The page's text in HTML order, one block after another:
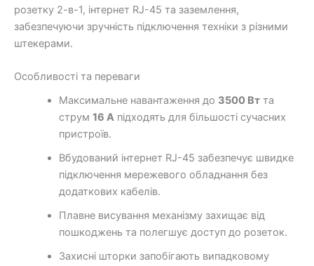
розетку 2-в-1, інтернет RJ-45 та заземлення,
забезпечуючи зручність підключення техніки з різними
штекерами.
Особливості та переваги
Максимальне навантаження до 3500 Втта
струм 16 Апідходять для більшості сучасних
пристроїв.
Вбудований інтернет RJ-45 забезпечує швидке
підключення мережевого обладнання без
додаткових кабелів.
Плавне висування механізму захищає від
пошкоджень та полегшує доступ до розеток.
Захисні шторки запобігають випадковому